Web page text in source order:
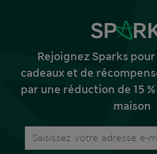
Rejoignez Sparks
cadeaux et de
par une réduction de 15
maison